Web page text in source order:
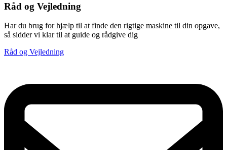
Råd og Vejledning
Har du brug for hjælp til at finde den rigtige maskine til din opgave,
så sidder vi klar til at guide og rådgive dig
Råd og Vejledning